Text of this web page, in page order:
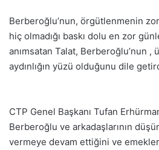
Berberoğlu’nun, örgütlenmenin zor
hiç olmadığı baskı dolu en zor
anımsatan Talat, Berberoğlu’nun ,
aydınlığın yüzü olduğunu dile
CTP Genel Başkanı Tufan
Berberoğlu ve arkadaşlarının
vermeye devam ettiğini ve